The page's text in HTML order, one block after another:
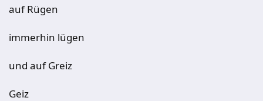
auf Rügen
immerhin lügen
und auf Greiz
Geiz